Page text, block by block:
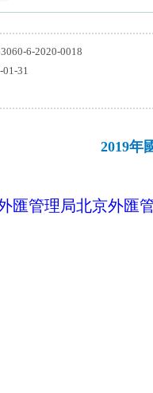
6-2020-0018
01-31
2019年
匯管理局北京外匯